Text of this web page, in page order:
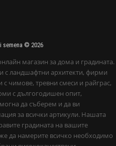
semena © 2026
магазин за дома и градината.
с ландшафтни архитекти, фирми
чимове, тревни смеси и райграс,
с дългогодишен опит,
да съберем и да ви
за всички артикули. Нашата
градината на вашите
да намерите всичко необходимо